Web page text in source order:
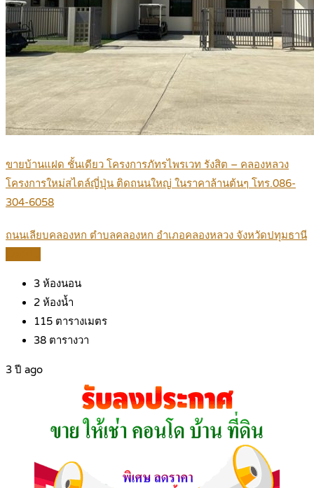
ขายบ้านแฝด ชั้นเดียว โครงการภัทรไพรเวท รังสิต – คลองหลวง
โครงการใหม่สไตล์ญี่ปุ่น ติดถนนใหญ่ ในราคาล้านต้นๆ โทร.086-
304-6058
ถนนเลียบคลองหก ตำบลคลองหก อำเภอคลองหลวง จังหวัดปทุมธานี
3 ห้องนอน
2 ห้องน้ำ
115 ตารางเมตร
38 ตารางวา
3 ปี ago